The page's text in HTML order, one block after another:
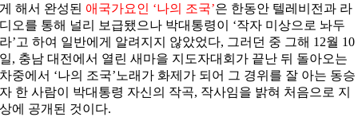
게 해서 완성된 애국가요인 ‘나의 조국’은 한동안 텔레비전과 라
디오를 통해 널리 보급됐으나 박대통령이 ‘작자 미상으로 놔두
라’고 하여 일반에게 알려지지 않았었다, 그러던 중 그해 12월 10
일, 충남 대전에서 열린 새마을 지도자대회가 끝난 뒤 돌아오는
차중에서 ‘나의 조국’노래가 화제가 되어 그 경위를 잘 아는 동승
자 한 사람이 박대통령 자신의 작곡, 작사임을 밝혀 처음으로 지
상에 공개된 것이다.